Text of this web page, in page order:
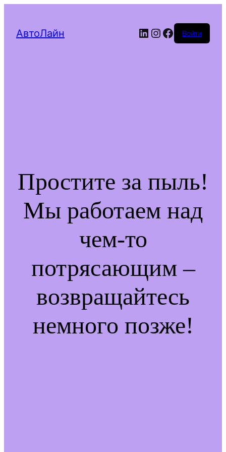
АвтоЛайн LinkedIn
Instagram
Facebook
Войти
Простите за пыль!
Мы работаем над
чем-то
потрясающим –
возвращайтесь
немного позже!